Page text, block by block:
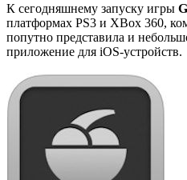
К сегодняшнему запуску игры
платформах PS3 и XBox 360,
попутно представила и
приложение для iOS-устройств.